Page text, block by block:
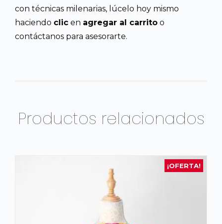
con técnicas milenarias, lúcelo hoy mismo
haciendo clic en agregar al carrito o
contáctanos para asesorarte.
Productos relacionados
¡OFERTA!